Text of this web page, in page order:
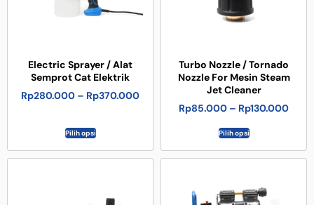
Electric Sprayer / Alat
Semprot Cat Elektrik
Rp280.000 – Rp370.000
Pilih opsi
Turbo Nozzle / Tornado
Nozzle For Mesin Steam
Jet Cleaner
Rp85.000 – Rp130.000
Pilih opsi